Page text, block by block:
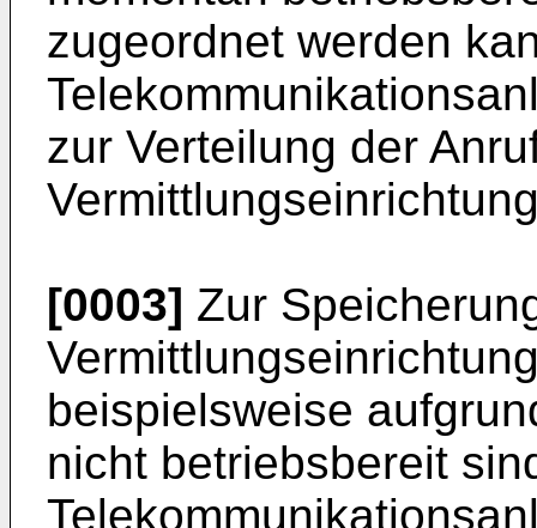
zugeordnet werden
zur Verteilung der
[0003] Zur
beispielsweise
nicht betriebsbereit